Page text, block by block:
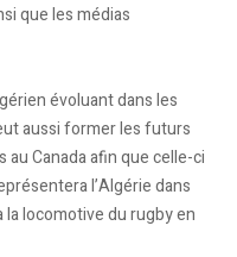
que les médias
évoluant dans les
aussi former les futurs
Canada afin que celle-ci
l’Algérie dans
la locomotive du rugby en